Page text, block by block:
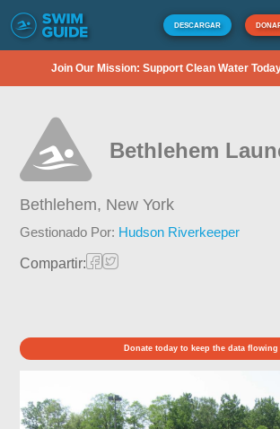
DESCARGAR
Join Our Mission: Support Clean Water
Bethlehem
Bethlehem, New York
Gestionado Por: Hudson Riverkeeper
Compartir:
Donate today to keep the data flowing